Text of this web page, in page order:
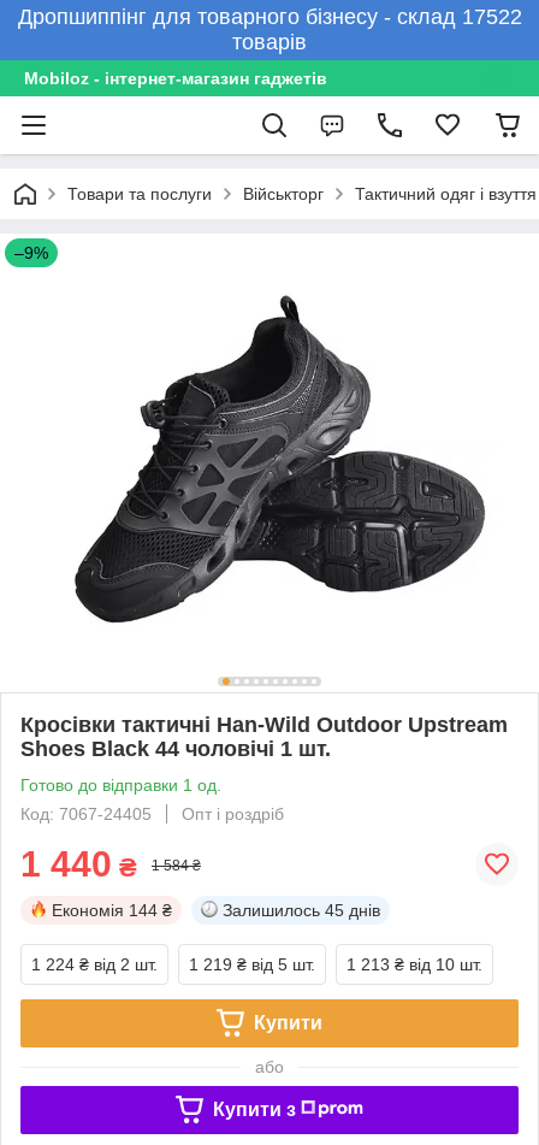
Дропшиппінг для товарного бізнесу - склад 17522
товарів
Mobiloz - інтернет-магазин гаджетів
Товари та послуги Військторг Тактичний одяг і взуття
–9%
Кросівки тактичні Han-Wild Outdoor Upstream
Shoes Black 44 чоловічі 1 шт.
Готово до відправки 1 од.
Код: 7067-24405
Опт і роздріб
1 440 ₴ 1 584 ₴
Економія 144 ₴ Залишилось 45 днів
1 224 ₴ від 2 шт. 1 219 ₴ від 5 шт. 1 213 ₴ від 10 шт.
Купити
або
Купити з